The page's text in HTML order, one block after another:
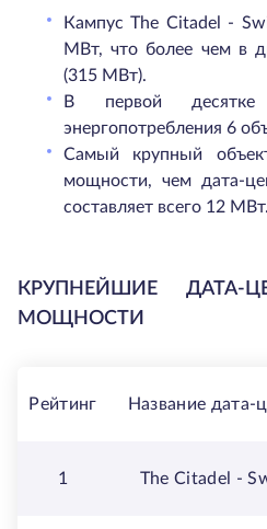
Кампус The Citadel -
МВт, что более чем в
(315 МВт).
В первой
энергопотребления 6
Самый крупный
мощности, чем дата-
составляет всего 12 МВт.
КРУПНЕЙШИЕ ДАТА-
МОЩНОСТИ
Рейтинг Название дата-
1 The Citadel -